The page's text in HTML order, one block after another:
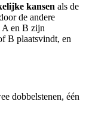
kansen als de
de andere
A en B zijn
B plaatsvindt, en
dobbelstenen, één